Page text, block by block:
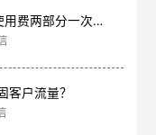
申请400电话需要多少钱？开通费+使用费两部分一次讲清
户流量？